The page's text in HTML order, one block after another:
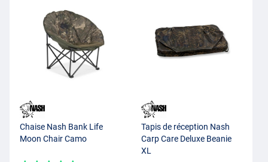
Chaise Nash Bank Life
Moon Chair Camo
Tapis de réception Nash
Carp Care Deluxe Beanie
XL